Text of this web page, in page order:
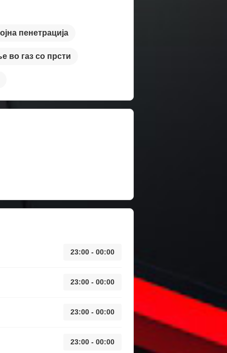
пенетрација
во газ со прсти
23:00 - 00:00
23:00 - 00:00
23:00 - 00:00
23:00 - 00:00